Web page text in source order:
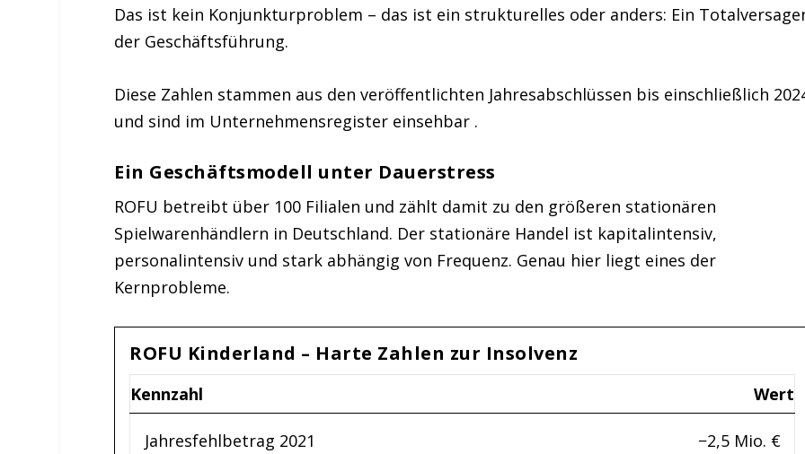
Das ist kein Konjunkturproblem – das ist ein strukturelles oder anders: Ein
der Geschäftsführung.
Diese Zahlen stammen aus den veröffentlichten Jahresabschlüssen bis einschließlich
und sind im Unternehmensregister einsehbar .
Ein Geschäftsmodell unter Dauerstress
ROFU betreibt über 100 Filialen und zählt damit zu den größeren stationären
Spielwarenhändlern in Deutschland. Der stationäre Handel ist kapitalintensiv,
personalintensiv und stark abhängig von Frequenz. Genau hier liegt eines der
Kernprobleme.
ROFU Kinderland – Harte Zahlen zur Insolvenz
Kennzahl Wert
Jahresfehlbetrag 2021 −2,5 Mio. €